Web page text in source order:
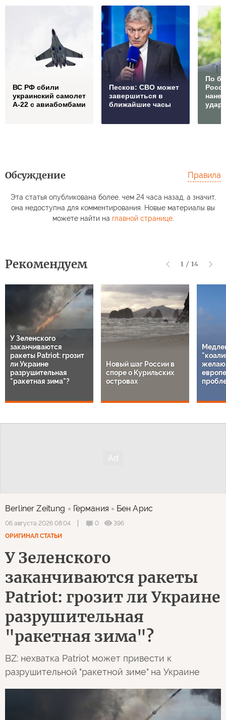
ВС РФ сбили
украинский самолет
А-22 с авиабомбами
Песков: СВО может
завершиться в
ближайшие часы
По
удар
Обсуждение Правила
Эта статья опубликована более, чем 24 часа назад, а значит,
она недоступна для комментирования. Новые материалы вы
можете найти на главной странице.
Рекомендуем 1 / 14
У Зеленского
заканчиваются
ракеты Patriot: грозит
ли Украине
разрушительная
"ракетная зима"?
Новый шаг России в
споре о Курильских
островах
Berliner Zeitung Германия Бен Арис
06 августа 2026 08:04 0
396
ОРИГИНАЛ СТАТЬИ
У Зеленского
заканчиваются ракеты
Patriot: грозит ли Украине
разрушительная
"ракетная зима"?
BZ: нехватка Patriot может привести к
разрушительной "ракетной зиме" на Украине